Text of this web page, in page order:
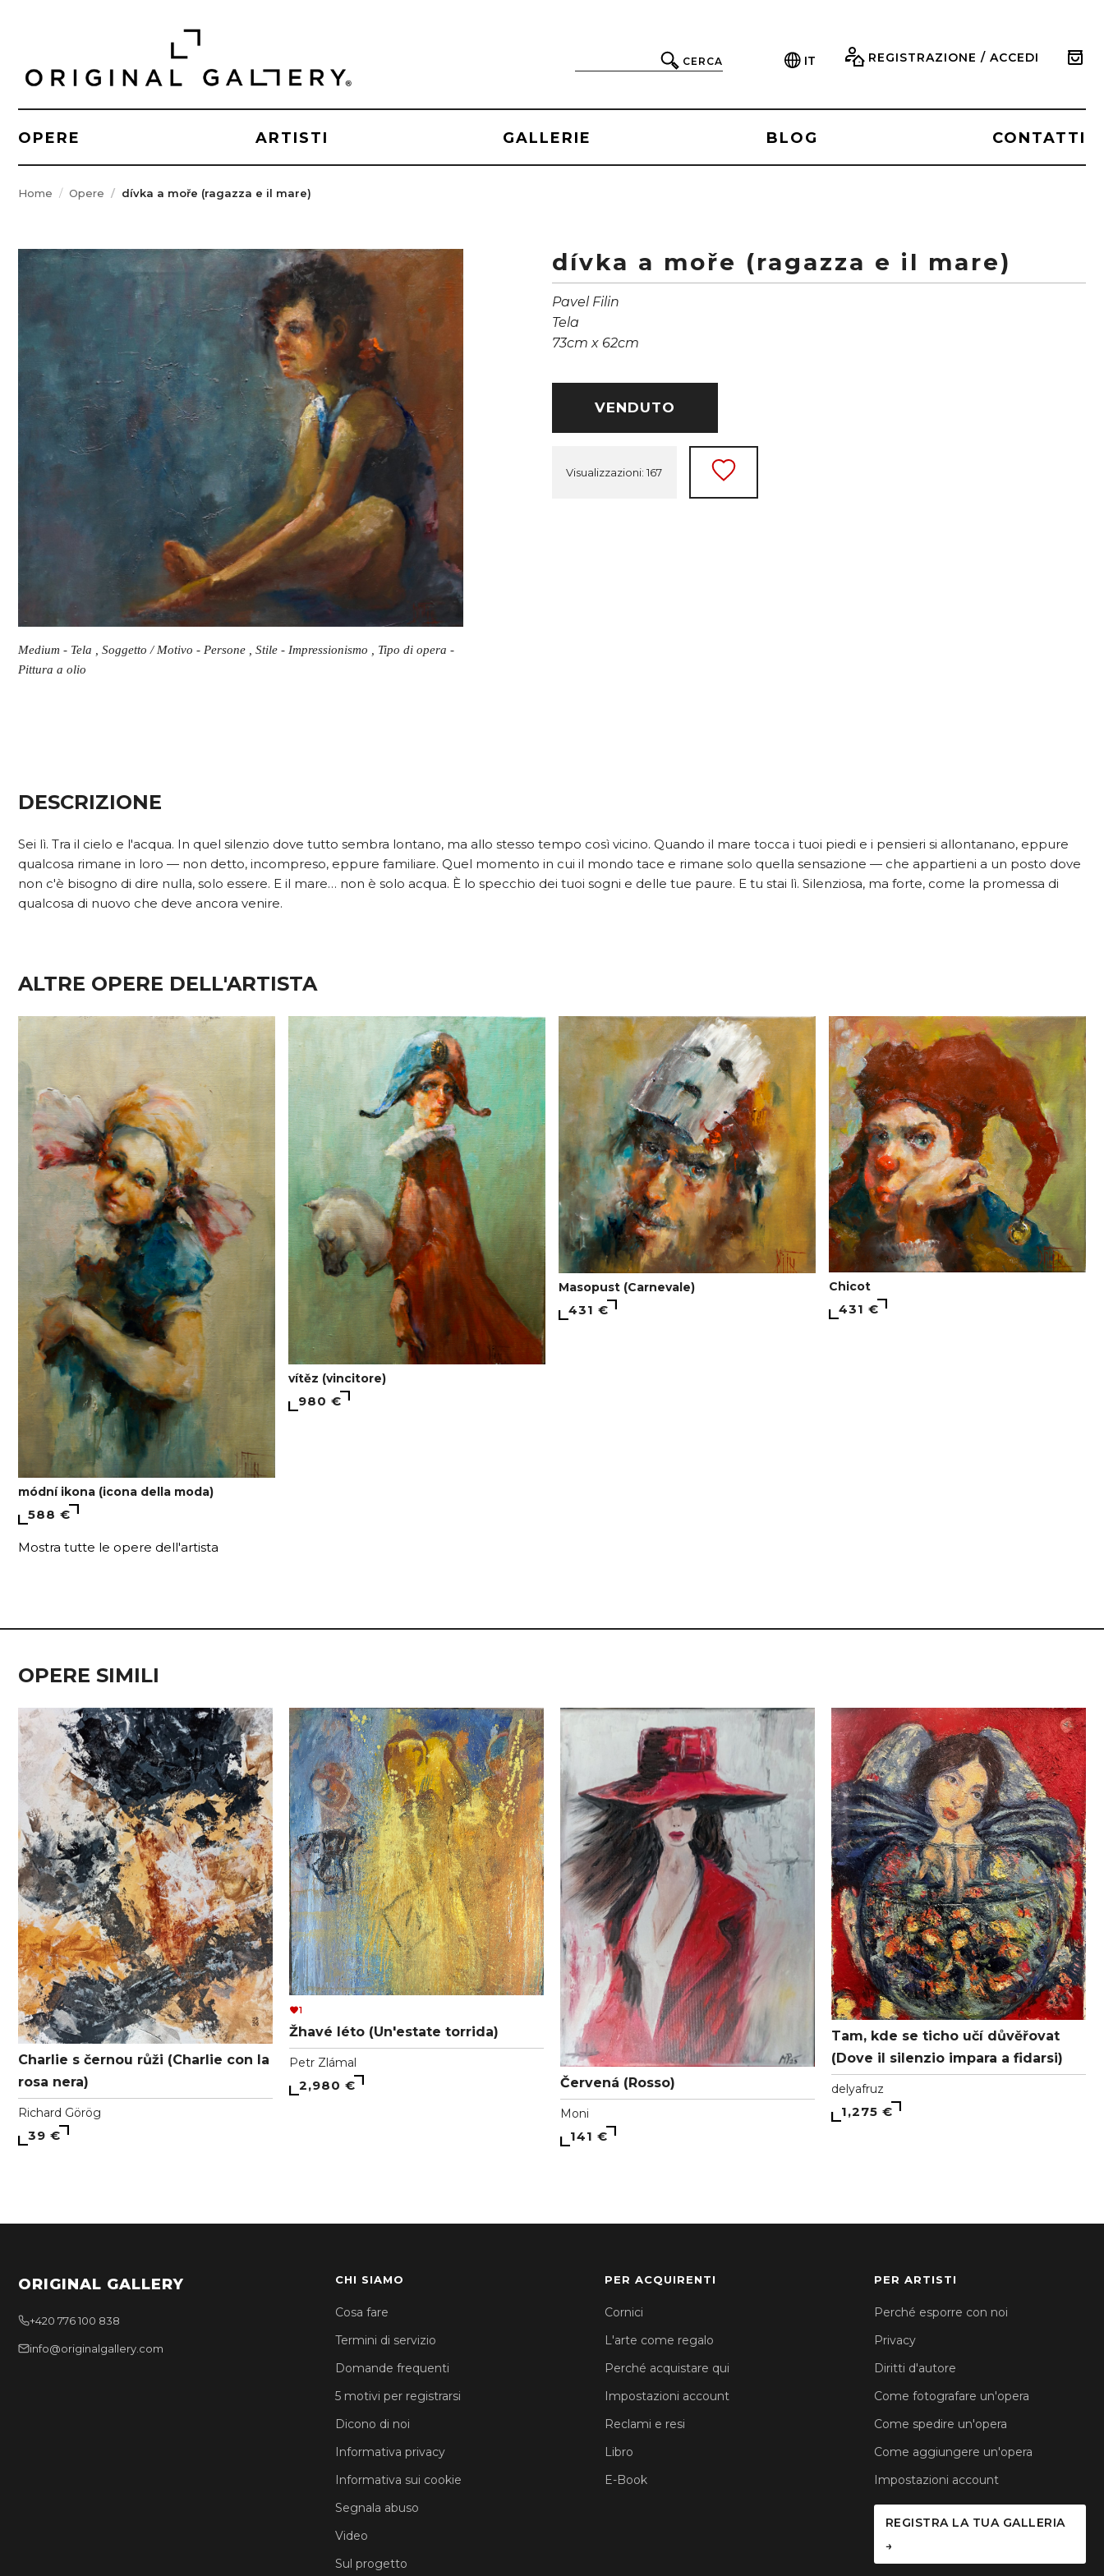
CERCA IT REGISTRAZIONE / ACCEDI
OPERE ARTISTI GALLERIE BLOG CONTATTI
Home Opere dívka a moře (ragazza e il mare)
Medium - Tela , Soggetto / Motivo - Persone , Stile - Impressionismo , Tipo di opera -
Pittura a olio
dívka a moře (ragazza e il mare)
Pavel Filin
Tela
73cm x 62cm
VENDUTO
Visualizzazioni: 167
DESCRIZIONE
Sei lì. Tra il cielo e l'acqua. In quel silenzio dove tutto sembra lontano, ma allo stesso tempo così vicino. Quando il mare tocca i tuoi piedi e i pensieri si allontanano, eppure
qualcosa rimane in loro — non detto, incompreso, eppure familiare. Quel momento in cui il mondo tace e rimane solo quella sensazione — che appartieni a un posto dove
non c'è bisogno di dire nulla, solo essere. E il mare… non è solo acqua. È lo specchio dei tuoi sogni e delle tue paure. E tu stai lì. Silenziosa, ma forte, come la promessa di
qualcosa di nuovo che deve ancora venire.
ALTRE OPERE DELL'ARTISTA
módní ikona (icona della moda)
588 €
vítěz (vincitore)
980 €
Мasopust (Carnevale)
431 €
Chicot
431 €
Mostra tutte le opere dell'artista
OPERE SIMILI
Charlie s černou růži (Charlie con la
rosa nera)
Richard Görög
39 €
1
Žhavé léto (Un'estate torrida)
Petr Zlámal
2,980 € Červená (Rosso)
Moni
141 €
Tam, kde se ticho učí důvěřovat
(Dove il silenzio impara a fidarsi)
delyafruz
1,275 €
ORIGINAL GALLERY
+420 776 100 838
info@originalgallery.com
CHI SIAMO
Cosa fare
Termini di servizio
Domande frequenti
5 motivi per registrarsi
Dicono di noi
Informativa privacy
Informativa sui cookie
Segnala abuso
Video
Sul progetto
PER ACQUIRENTI
Cornici
L'arte come regalo
Perché acquistare qui
Impostazioni account
Reclami e resi
Libro
E-Book
PER ARTISTI
Perché esporre con noi
Privacy
Diritti d'autore
Come fotografare un'opera
Come spedire un'opera
Come aggiungere un'opera
Impostazioni account
REGISTRA LA TUA GALLERIA
→